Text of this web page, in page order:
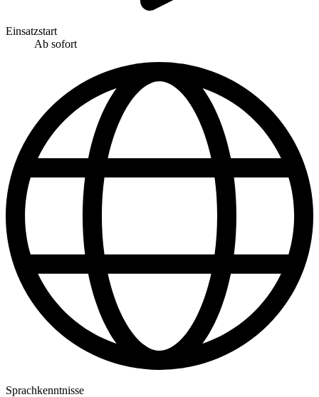
Einsatzstart
Ab sofort
Sprachkenntnisse